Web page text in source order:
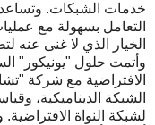
خدمات الشبكات. وتساعد
التعامل بسهولة مع
الخيار الذي لا غنى عنه
وأتمت حلول "يونيكور"
الافتراضية مع شركة
الشبكة الديناميكية،
لشبكة النواة